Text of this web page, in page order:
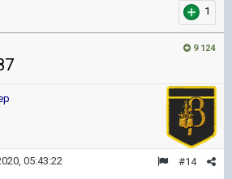
1
9 124
#14
05:43:22